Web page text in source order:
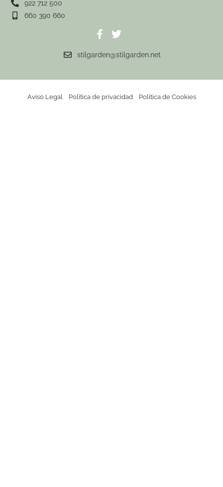
922 712 500
660 390 660
stilgarden@stilgarden.net
Aviso Legal Política de privacidad Política de Cookies